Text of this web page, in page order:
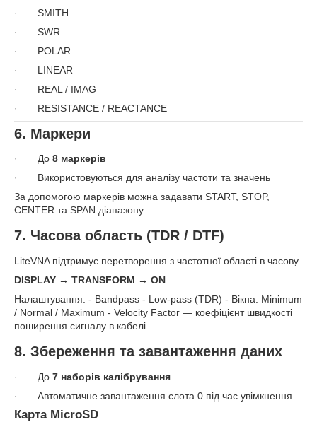
· SMITH
· SWR
· POLAR
· LINEAR
· REAL / IMAG
· RESISTANCE / REACTANCE
6. Маркери
· До 8 маркерів
· Використовуються для аналізу частоти та значень
За допомогою маркерів можна задавати START, STOP,
CENTER та SPAN діапазону.
7. Часова область (TDR / DTF)
LiteVNA підтримує перетворення з частотної області в часову.
DISPLAY → TRANSFORM → ON
Налаштування: - Bandpass - Low‑pass (TDR) - Вікна: Minimum
/ Normal / Maximum - Velocity Factor — коефіцієнт швидкості
поширення сигналу в кабелі
8. Збереження та завантаження даних
· До 7 наборів калібрування
· Автоматичне завантаження слота 0 під час увімкнення
Карта MicroSD